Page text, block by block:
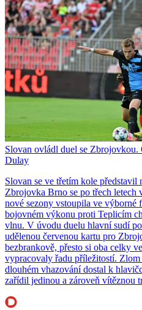
Slovan ovládl duel se Zbrojovkou.
Dulay
Slovan se ve třetím kole představil
Zbrojovka Brno se po třech letech
nové sezony vstoupila ve výborné
bojovném výkonu proti Teplicím
vlnu. V úvodu duelu hlavní sudí
udělenou červenou kartu pro
bezbrankově, přesto si oba celky
vypracovaly řadu příležitostí.
dlouhém vhazování dostal k
zařídil jedinou a zároveň vítěznou